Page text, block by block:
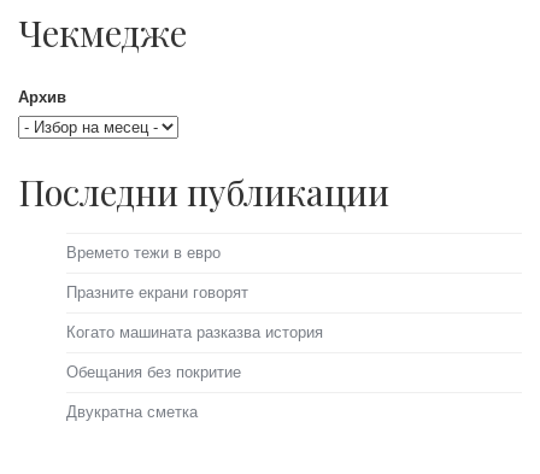
Чекмедже
Архив
Последни публикации
Времето тежи в евро
Празните екрани говорят
Когато машината разказва история
Обещания без покритие
Двукратна сметка